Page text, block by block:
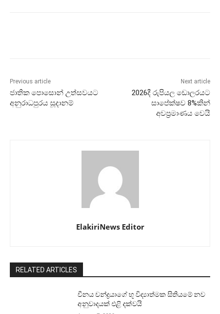
Previous article
ජාතික පොසොන් උත්සවයට
අනුරාධපුරය සූදානම්
Next article
2026දී රුපියල ඩොලරයට
සාපේක්ෂව 8%කින්
අවප්‍රමාණය වෙයි
ElakiriNews Editor
RELATED ARTICLES
චීනය චන්ද්‍රයාගේ භූ විද්‍යාත්මක සිතියමේ නව
අනුවාදයක් එළි දක්වයි